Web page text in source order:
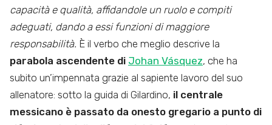
capacità e qualità, affidandole un ruolo e compiti
adeguati, dando a essi funzioni di maggiore
responsabilità. È il verbo che meglio descrive la
parabola ascendente di Johan Vásquez, che ha
subito un’impennata grazie al sapiente lavoro del suo
allenatore: sotto la guida di Gilardino, il centrale
messicano è passato da onesto gregario a punto di